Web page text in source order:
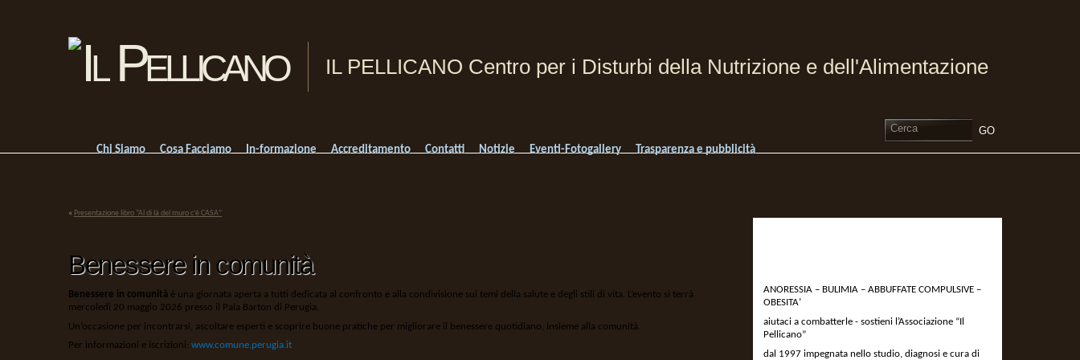
IL PELLICANO Centro per i Disturbi della Nutrizione e dell'Alimentazione
Chi Siamo Cosa Facciamo In-formazione Accreditamento Contatti Notizie Eventi-Fotogallery Trasparenza e pubblicità
« Presentazione libro “Al di là del muro c’è CASA”
Benessere in comunità
Benessere in comunità è una giornata aperta a tutti dedicata al confronto e alla condivisione sui temi della salute e degli stili di vita. L’evento si terrà
mercoledì 20 maggio 2026 presso il Pala Barton di Perugia.
Un’occasione per incontrarsi, ascoltare esperti e scoprire buone pratiche per migliorare il benessere quotidiano, insieme alla comunità.
Per informazioni e iscrizioni: www.comune.perugia.it
ANORESSIA – BULIMIA – ABBUFFATE COMPULSIVE –
OBESITA’
aiutaci a combatterle - sostieni l’Associazione “Il
Pellicano”
dal 1997 impegnata nello studio, diagnosi e cura di